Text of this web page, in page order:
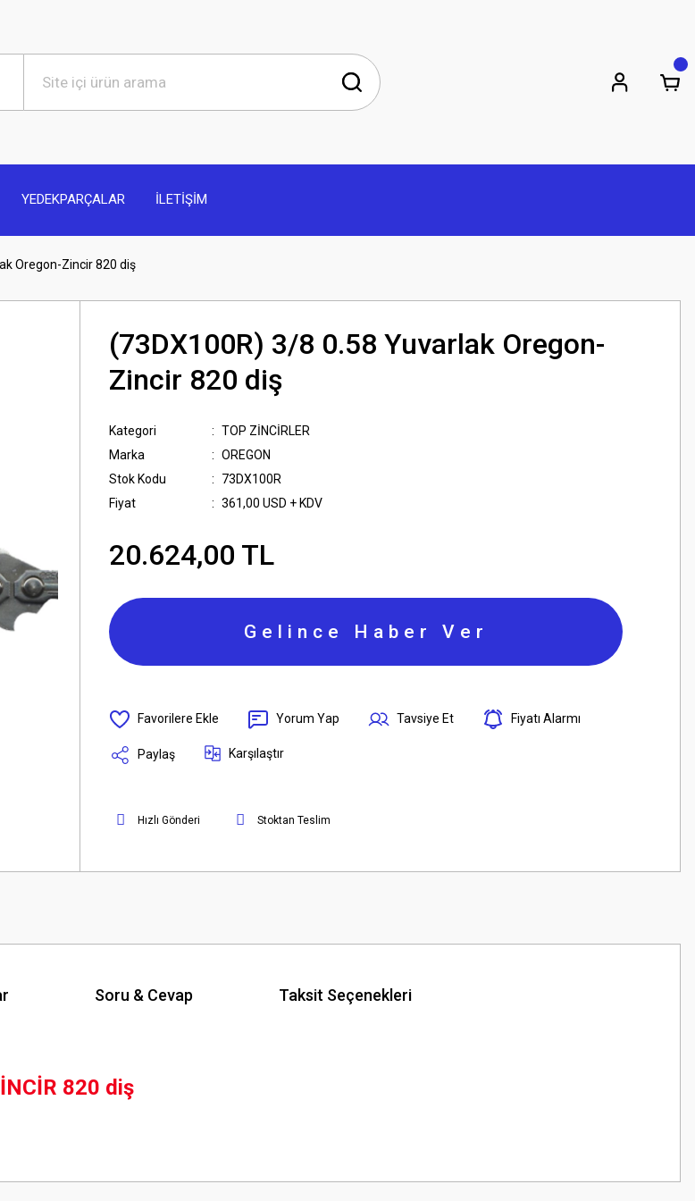
YEDEKPARÇALAR İLETİŞİM
Oregon-Zincir 820 diş
(73DX100R) 3/8 0.58 Yuvarlak Oregon-
Zincir 820 diş
Kategori
TOP ZİNCİRLER
Marka
OREGON
Stok Kodu
73DX100R
Fiyat
361,00 USD + KDV
20.624,00 TL
Gelince Haber Ver
Yorum Yap Tavsiye Et Fiyatı Alarmı
Paylaş Karşılaştır
Hızlı Gönderi Stoktan Teslim
Soru & Cevap Taksit Seçenekleri
820 diş